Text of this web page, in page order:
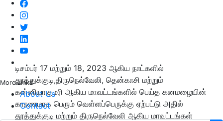
More Links
About Us
Contact
டிசம்பர் 17 மற்றும் 18, 2023 ஆகிய நாட்களில்
தூத்துக்குடி,திருநெல்வேலி, தென்காசி மற்றும்
கன்னியாகுமரி ஆகிய மாவட்டங்களில் பெய்த கனமழையின்
காரணமாக பெரும் வெள்ளப்பெருக்கு ஏற்பட்டு அதில்
தூத்துக்குடி மற்றும் திருநெல்வேலி ஆகிய மாவட்டங்கள்